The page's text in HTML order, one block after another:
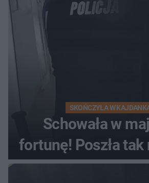
kierowca
SKOŃCZYŁA W
Schowała w
fortunę! Poszła